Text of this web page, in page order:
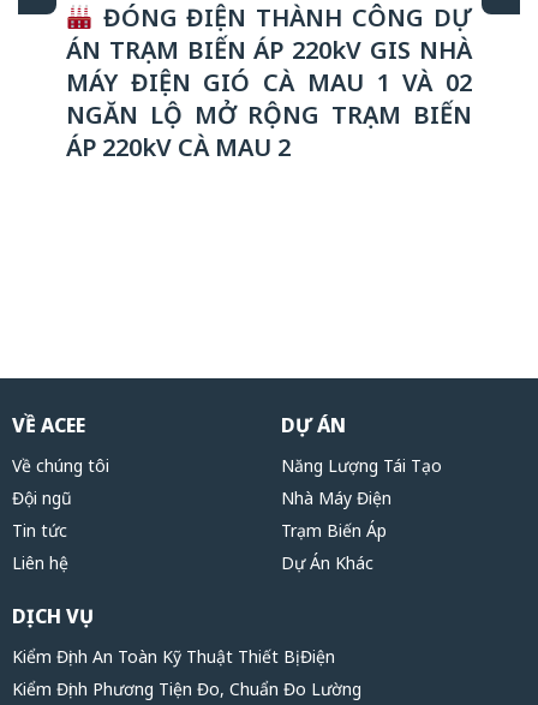
ĐÓNG ĐIỆN THÀNH CÔNG DỰ
ÁN TRẠM BIẾN ÁP 220kV GIS NHÀ
MÁY ĐIỆN GIÓ CÀ MAU 1 VÀ 02
NGĂN LỘ MỞ RỘNG TRẠM BIẾN
ÁP 220kV CÀ MAU 2
VỀ ACEE
Về chúng tôi
Đội ngũ
Tin tức
Liên hệ
DỰ ÁN
Năng Lượng Tái Tạo
Nhà Máy Điện
Trạm Biến Áp
Dự Án Khác
DỊCH VỤ
Kiểm Định An Toàn Kỹ Thuật Thiết Bị Điện
Kiểm Định Phương Tiện Đo, Chuẩn Đo Lường